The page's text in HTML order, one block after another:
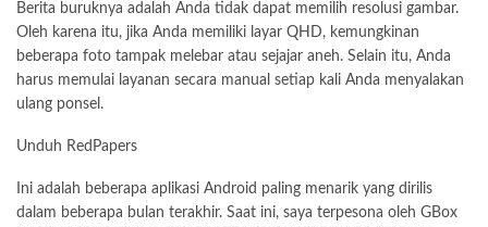
Berita buruknya adalah Anda tidak dapat memilih resolusi gambar.
Oleh karena itu, jika Anda memiliki layar QHD, kemungkinan
beberapa foto tampak melebar atau sejajar aneh. Selain itu, Anda
harus memulai layanan secara manual setiap kali Anda menyalakan
ulang ponsel.
Unduh RedPapers
Ini adalah beberapa aplikasi Android paling menarik yang dirilis
dalam beberapa bulan terakhir. Saat ini, saya terpesona oleh GBox